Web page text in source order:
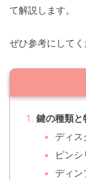
て解説します。
ぜひ参考にしてく
鍵の種類と
ディス
ピン
ディン